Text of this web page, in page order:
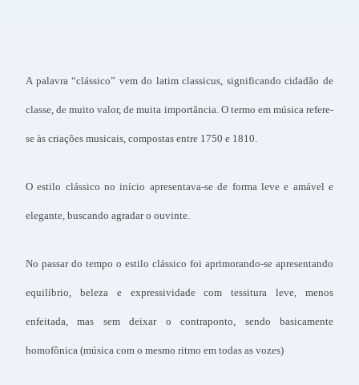
A palavra “clássico” vem do latim classicus, significando cidadão de
classe, de muito valor, de muita importância. O termo em música refere-
se às criações musicais, compostas entre 1750 e 1810.
O estilo clássico no início apresentava-se de forma leve e amável e
elegante, buscando agradar o ouvinte.
No passar do tempo o estilo clássico foi aprimorando-se apresentando
equilíbrio, beleza e expressividade com tessitura leve, menos
enfeitada, mas sem deixar o contraponto, sendo basicamente
homofônica (música com o mesmo ritmo em todas as vozes)